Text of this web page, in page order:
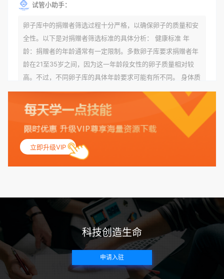
试管小助手：
卵子库中的捐赠者筛选过程十分严格，以确保卵子的质量和安
全性。以下是对捐赠者筛选标准的具体分析： 健康标准 年
龄：捐赠者的年龄通常有一定限制。多数卵子库要求捐赠者年
龄在21至35岁之间，因为这一年龄段女性的卵子质量相对较
高。不过，不同卵子库的具体年龄要求可能有所不同。 身体质
量指数（BMI）：捐赠者的BMI通常需要在正常范围内，以确
保其身体健康状况良好。过高的BMI可能与多种健康问题相关
联，包括不孕症和妊娠并发症。 生殖健康：捐赠者需要有规律
的月经期，无生殖障碍或异常问题。此外，还需要进行详细的
妇科检查，以确保其生殖系统的健康。 遗传病史与家族病史：
捐赠者及其家庭成员需要无严重的遗传病史、精神病史和传染
病史。这通常需要通过基因检测、家族史调查和医疗记录审查
带任何可传染给受卵者的病原体。 药物与生活习惯：捐赠者需
要是非尼古丁使用者、非吸烟者、非吸毒者，并且未使用可能
影响卵子质量的药物，如某些精神药物和避孕植入物。 学历与
心理标准 学历要求：部分卵子库对捐赠者的学历有一定要求，
但这并非普遍标准。一些卵子库可能更倾向于选择受过高等教
育的女性作为捐赠者，但这并不是绝对的筛选条件。 心理状态
立即升级VIP
科技创造生命
申请入驻